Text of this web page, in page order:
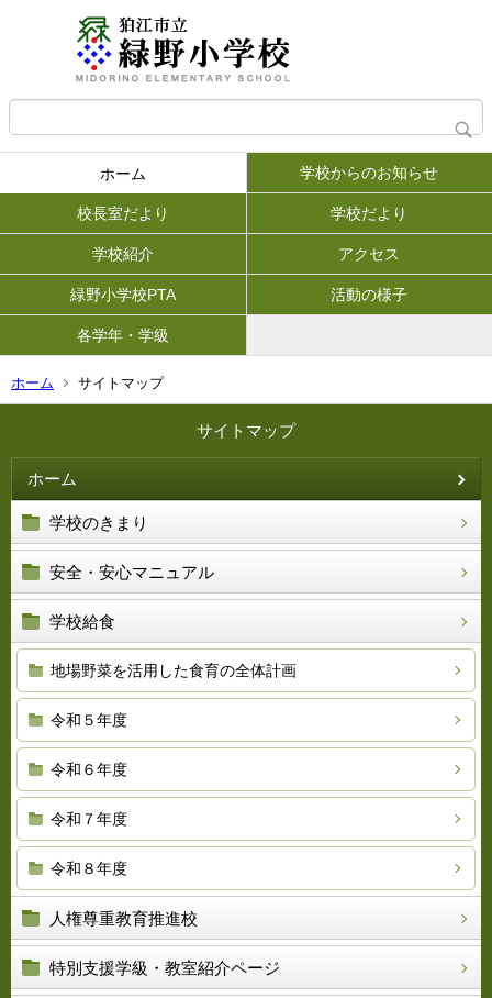
ホーム 学校からのお知らせ
校長室だより 学校だより
学校紹介 アクセス
緑野小学校PTA 活動の様子
各学年・学級
ホーム サイトマップ
サイトマップ
ホーム
学校のきまり
安全・安心マニュアル
学校給食
地場野菜を活用した食育の全体計画
令和５年度
令和６年度
令和７年度
令和８年度
人権尊重教育推進校
特別支援学級・教室紹介ページ